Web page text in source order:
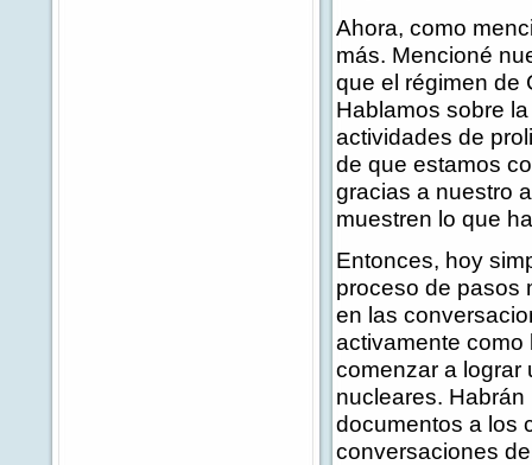
Ahora, como
más. Mencioné
que el régimen de
Hablamos sobre
actividades de
de que estamos
gracias a nuestro
muestren lo que
Entonces, hoy
proceso de pasos
en las
activamente
comenzar a lograr
nucleares.
documentos a los
conversaciones